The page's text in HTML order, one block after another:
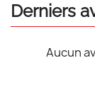
Derniers
Aucun